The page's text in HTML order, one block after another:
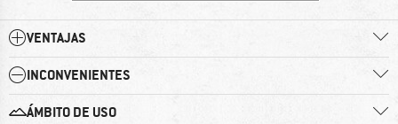
VENTAJAS
INCONVENIENTES
ÁMBITO DE USO